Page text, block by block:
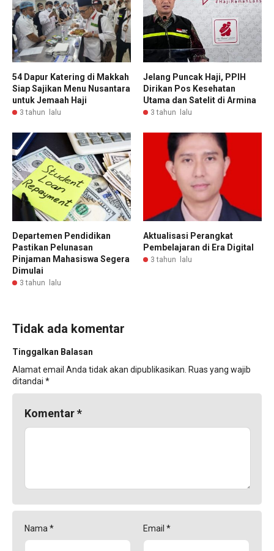
54 Dapur Katering di Makkah
Siap Sajikan Menu Nusantara
untuk Jemaah Haji
3 tahun lalu
Jelang Puncak Haji, PPIH
Dirikan Pos Kesehatan
Utama dan Satelit di Armina
3 tahun lalu
Departemen Pendidikan
Pastikan Pelunasan
Pinjaman Mahasiswa Segera
Dimulai
3 tahun lalu
Aktualisasi Perangkat
Pembelajaran di Era Digital
3 tahun lalu
Tidak ada komentar
Tinggalkan Balasan
Alamat email Anda tidak akan dipublikasikan. Ruas yang wajib
ditandai *
Komentar*
Nama* Email *